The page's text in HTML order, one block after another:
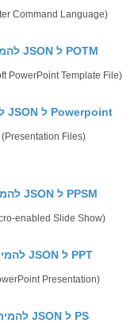
Command Language)
להמיר JSON ל POTM
PowerPoint Template File)
להמיר JSON ל Powerpoint
(Presentation Files)
להמיר JSON ל PPSM
enabled Slide Show)
להמיר JSON ל PPT
Presentation)
להמיר JSON ל PS